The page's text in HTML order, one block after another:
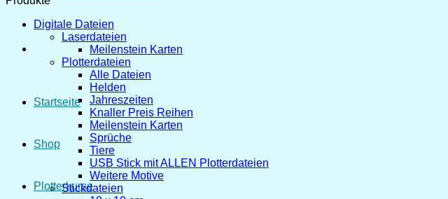
Startseite
Shop
Plotterkurse
Digitale Dateien
Laserdateien
Meilenstein Karten
Plotterdateien
Alle Dateien
Helden
Jahreszeiten
Knaller Preis Reihen
Meilenstein Karten
Sprüche
Tiere
USB Stick mit ALLEN Plotterdateien
Weitere Motive
Stickdateien